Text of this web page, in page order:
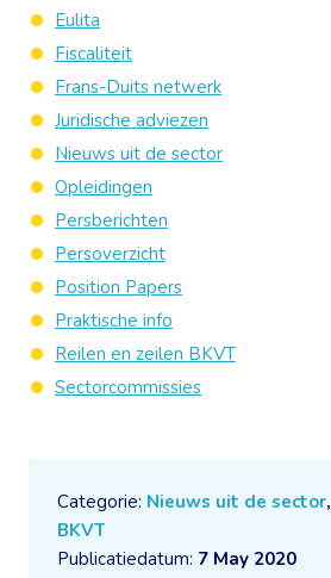
Categorie: Nieuws uit de sector,
BKVT
Publicatiedatum: 7 May 2020
Eulita
Fiscaliteit
Frans-Duits netwerk
Juridische adviezen
Nieuws uit de sector
Opleidingen
Persberichten
Persoverzicht
Position Papers
Praktische info
Reilen en zeilen BKVT
Sectorcommissies